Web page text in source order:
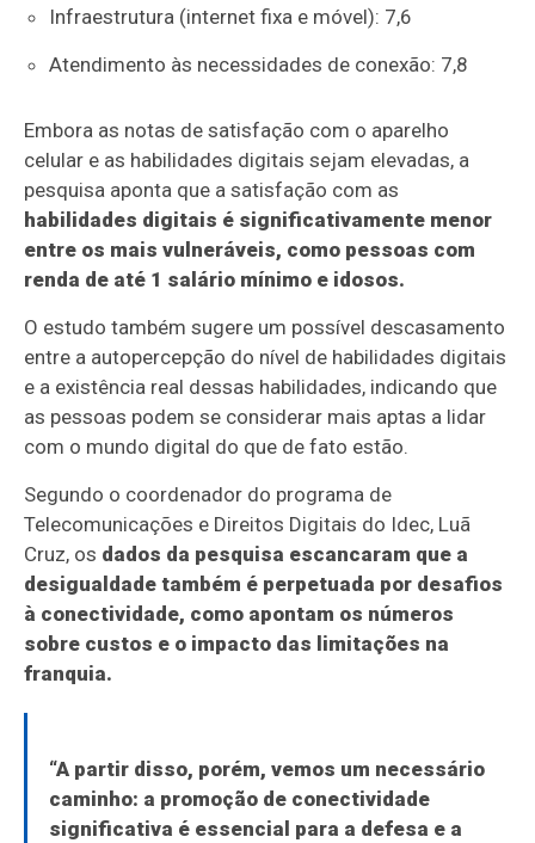
Infraestrutura (internet fixa e móvel): 7,6
Atendimento às necessidades de conexão: 7,8
Embora as notas de satisfação com o aparelho
celular e as habilidades digitais sejam elevadas, a
pesquisa aponta que a satisfação com as
habilidades digitais é significativamente menor
entre os mais vulneráveis, como pessoas com
renda de até 1 salário mínimo e idosos.
O estudo também sugere um possível descasamento
entre a autopercepção do nível de habilidades digitais
e a existência real dessas habilidades, indicando que
as pessoas podem se considerar mais aptas a lidar
com o mundo digital do que de fato estão.
Segundo o coordenador do programa de
Telecomunicações e Direitos Digitais do Idec, Luã
Cruz, os dados da pesquisa escancaram que a
desigualdade também é perpetuada por desafios
à conectividade, como apontam os números
sobre custos e o impacto das limitações na
franquia.
“A partir disso, porém, vemos um necessário
caminho: a promoção de conectividade
significativa é essencial para a defesa e a